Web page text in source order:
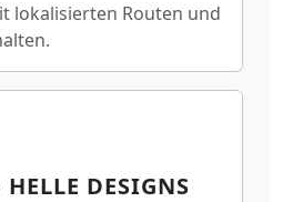
lokalisierten Routen und
DESIGNS